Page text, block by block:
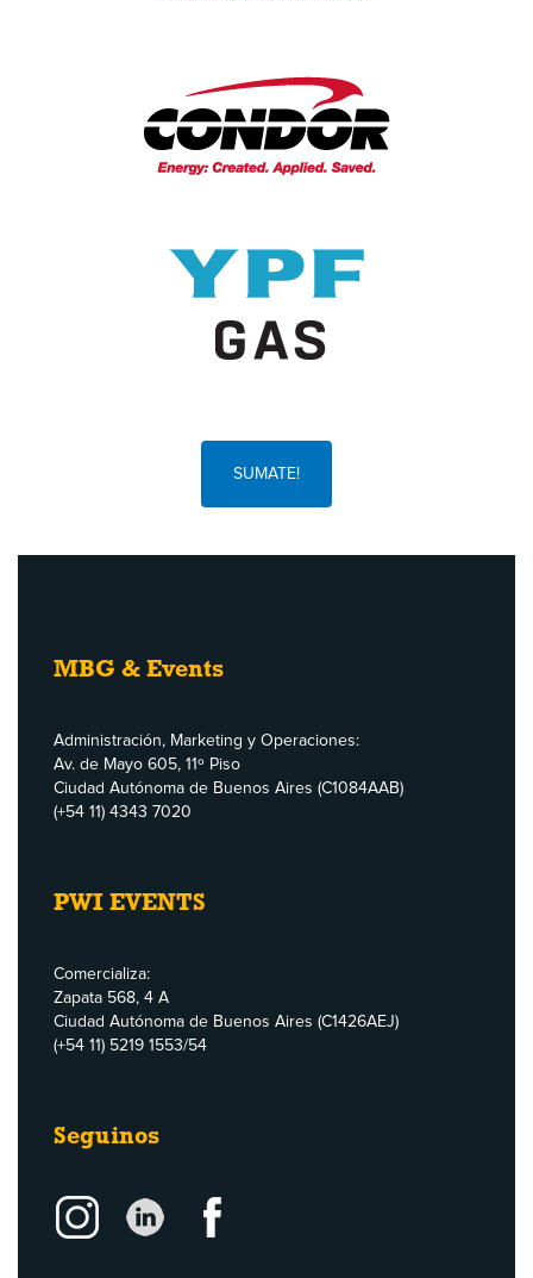
SUMATE!
MBG & Events
Administración, Marketing y Operaciones:
Av. de Mayo 605, 11º Piso
Ciudad Autónoma de Buenos Aires (C1084AAB)
(+54 11) 4343 7020
PWI EVENTS
Comercializa:
Zapata 568, 4 A
Ciudad Autónoma de Buenos Aires (C1426AEJ)
(+54 11) 5219 1553/54
Seguinos